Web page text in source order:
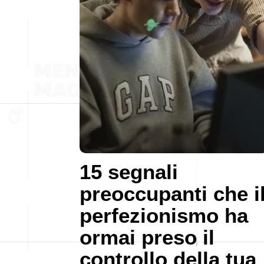
15 segnali
preoccupanti che
perfezionismo ha
ormai preso il
controllo della tua